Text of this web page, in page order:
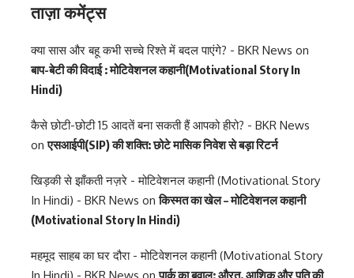
ताज़ा कमेंट्स
क्या सास और बहू कभी सच्चे रिश्ते में बदल पाएंगे? - BKR News on
बाप-बेटी की विदाई : मोटिवेशनल कहानी(Motivational Story In
Hindi)
कैसे छोटी-छोटी 15 आदतें बना सकती हैं आपको हीरो? - BKR News
onएसआईपी(SIP) की शक्ति: छोटे मासिक निवेश से बड़ा रिटर्न
खिड़की से झाँकती नज़रे - मोटिवेशनल कहानी (Motivational Story
In Hindi) - BKR News onकिस्मत का खेल – मोटिवेशनल कहानी
(Motivational Story In Hindi)
महमूद साहब का घर दौरा - मोटिवेशनल कहानी (Motivational Story
पार्क का बवाल: औरत, आशिक और पति की